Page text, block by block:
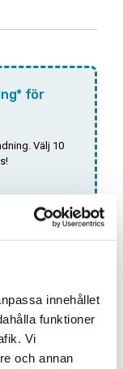
innehållet
funktioner
Vi
och annan
för
Välj 10